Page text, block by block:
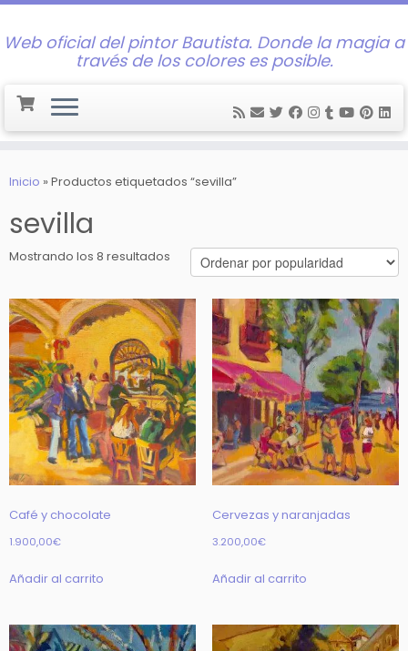
Web oficial del pintor Bautista. Donde la magia a
través de los colores es posible.
Inicio » Productos etiquetados “sevilla”
sevilla
Mostrando los 8 resultados Ordenado
Café y chocolate
1.900,00€
Añadir al carrito
Cervezas y naranjadas
3.200,00€
Añadir al carrito